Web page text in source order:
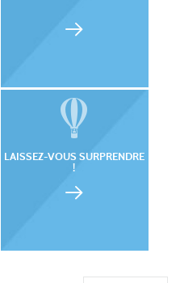
LAISSEZ-VOUS SURPRENDRE
!